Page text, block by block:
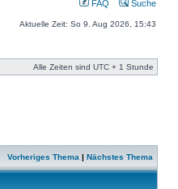
FAQ Suche
Aktuelle Zeit: So 9. Aug 2026, 15:43
Alle Zeiten sind UTC + 1 Stunde
Vorheriges Thema | Nächstes Thema